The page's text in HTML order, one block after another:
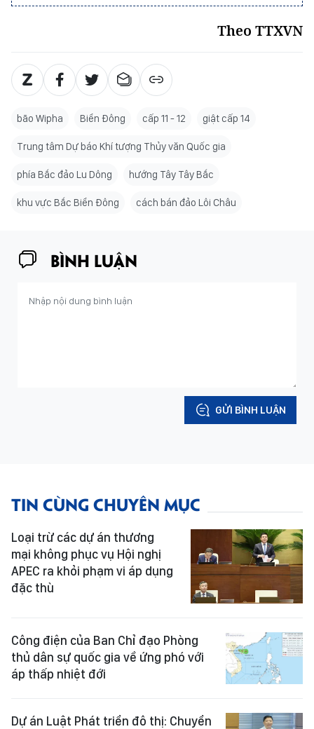
Theo TTXVN
bão Wipha Biển Đông cấp 11 - 12 giật cấp 14
Trung tâm Dự báo Khí tượng Thủy văn Quốc gia
phía Bắc đảo Lu Dông hướng Tây Tây Bắc
khu vực Bắc Biển Đông cách bán đảo Lôi Châu
BÌNH LUẬN
GỬI BÌNH LUẬN
TIN CÙNG CHUYÊN MỤC
Loại trừ các dự án thương
mại không phục vụ Hội nghị
APEC ra khỏi phạm vi áp dụng
đặc thù
Công điện của Ban Chỉ đạo Phòng
thủ dân sự quốc gia về ứng phó với
áp thấp nhiệt đới
Dự án Luật Phát triển đô thị: Chuyển